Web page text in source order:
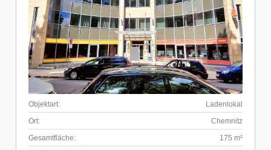
Objektart:
Ladenlokal
Ort:
Chemnitz
Gesamtfläche:
175 m²